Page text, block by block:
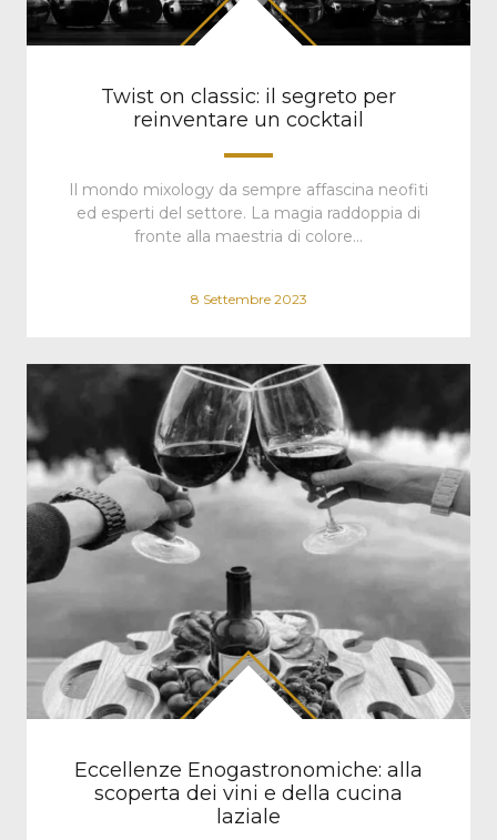
Twist on classic: il segreto per
reinventare un cocktail
Il mondo mixology da sempre affascina neofiti
ed esperti del settore. La magia raddoppia di
fronte alla maestria di colore…
8 Settembre 2023
Eccellenze Enogastronomiche: alla
scoperta dei vini e della cucina
laziale